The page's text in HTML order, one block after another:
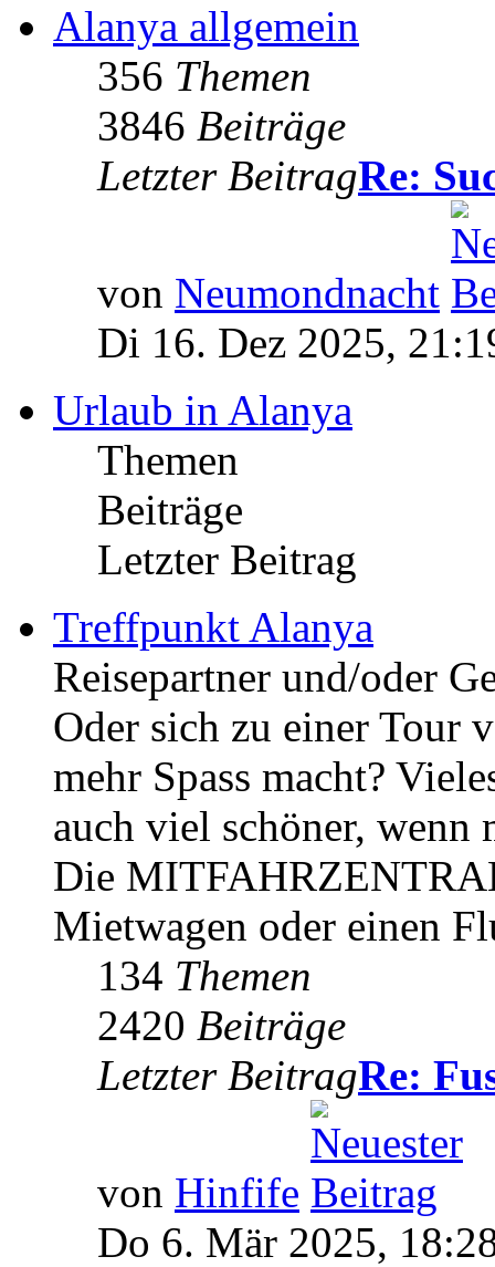
Alanya allgemein
356 Themen
3846 Beiträge
Letzter BeitragRe:
von Neumondnacht
Di 16. Dez 2025,
Urlaub in Alanya
Themen
Beiträge
Letzter Beitrag
Treffpunkt Alanya
Reisepartner und/oder
Oder sich zu einer Tour
mehr Spass macht?
auch viel schöner, wenn
Die
Mietwagen oder einen
134 Themen
2420 Beiträge
Letzter BeitragRe:
von Hinfife
Do 6. Mär 2025,